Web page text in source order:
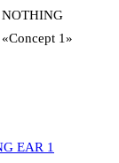
«Concept 1»